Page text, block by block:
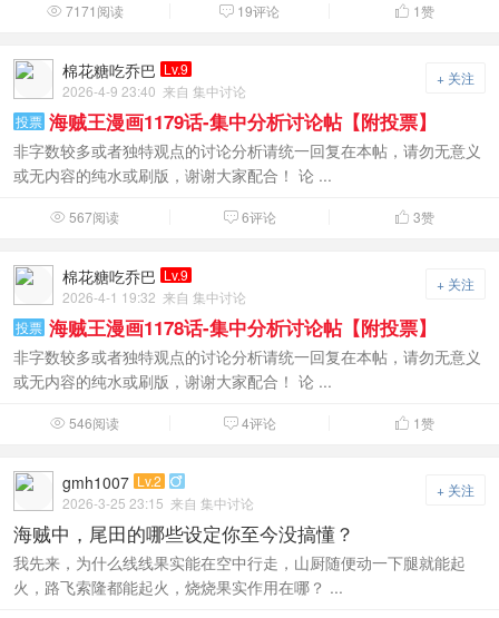
 7171阅读  19评论  1赞
+ 关注
棉花糖吃乔巴 Lv.9
2026-4-9 23:40 来自 集中讨论
投票 海贼王漫画1179话-集中分析讨论帖【附投票】
非字数较多或者独特观点的讨论分析请统一回复在本帖，请勿无意义
或无内容的纯水或刷版，谢谢大家配合！ 论 ...
 567阅读  6评论  3赞
+ 关注
棉花糖吃乔巴 Lv.9
2026-4-1 19:32 来自 集中讨论
投票 海贼王漫画1178话-集中分析讨论帖【附投票】
非字数较多或者独特观点的讨论分析请统一回复在本帖，请勿无意义
或无内容的纯水或刷版，谢谢大家配合！ 论 ...
 546阅读  4评论  1赞
+ 关注
gmh1007 Lv.2 
2026-3-25 23:15 来自 集中讨论
海贼中，尾田的哪些设定你至今没搞懂？
我先来，为什么线线果实能在空中行走，山厨随便动一下腿就能起
火，路飞索隆都能起火，烧烧果实作用在哪？ ...